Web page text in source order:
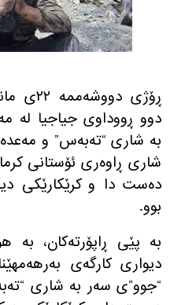
ڕۆژی
دوو ڕووداوی جیاجیا له‌
به‌ شاری “ته‌به‌س” و
شاری ڕاوه‌ری ئۆستانی
ده‌ست دا و كرێكارێكی
بوو.
به‌ پێی ڕاپۆرته‌كان،
دیواری كارگه‌ی
“جوو”ی سه‌ر به‌ شاری